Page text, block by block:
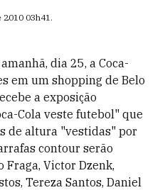
2010 03h41.
dia 25, a Coca-
em um shopping de Belo
a exposição
Cola veste futebol" que
de altura "vestidas" por
contour serão
Fraga, Victor Dzenk,
Tereza Santos, Daniel